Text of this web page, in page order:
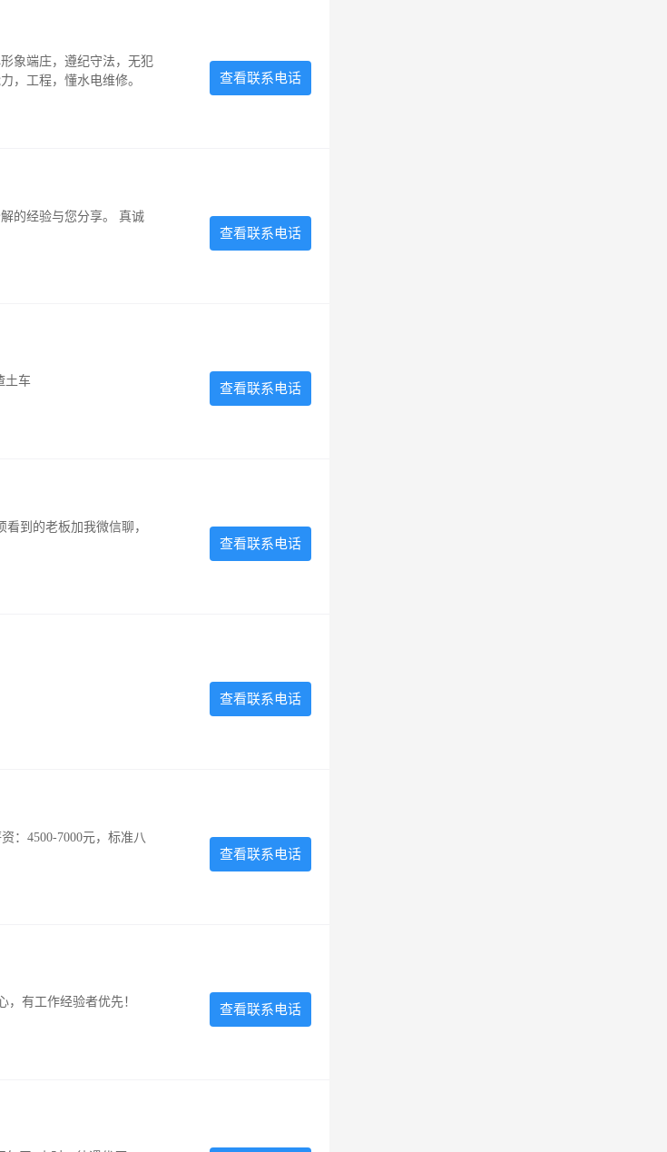
象端庄，遵纪守法，无犯
，工程，懂水电维修。
查看联系电话
的经验与您分享。 真诚
查看联系电话
土车 查看联系电话
到的老板加我微信聊，
查看联系电话
查看联系电话
：4500-7000元，标准八
查看联系电话
有工作经验者优先！ 查看联系电话